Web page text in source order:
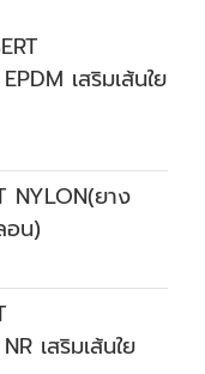
เสริมเส้นใย
NYLON(ยาง
อน)
เสริมเส้นใย